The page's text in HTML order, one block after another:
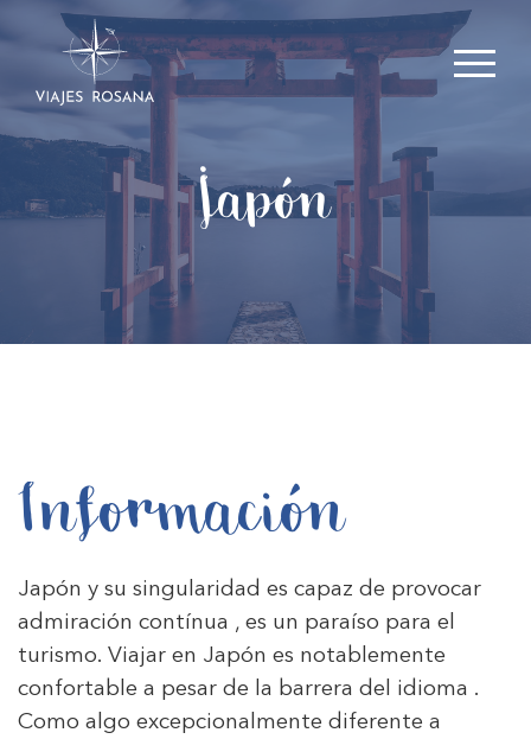
Japón
Información
Japón y su singularidad es capaz de provocar
admiración contínua , es un paraíso para el
turismo. Viajar en Japón es notablemente
confortable a pesar de la barrera del idioma .
Como algo excepcionalmente diferente a